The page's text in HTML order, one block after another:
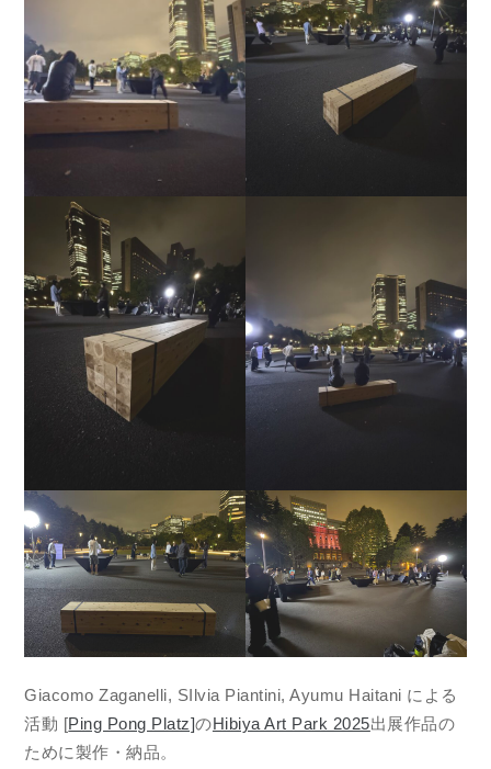
Giacomo Zaganelli, SIlvia Piantini, Ayumu Haitani による
活動 [Ping Pong Platz]のHibiya Art Park 2025出展作品の
ために製作・納品。